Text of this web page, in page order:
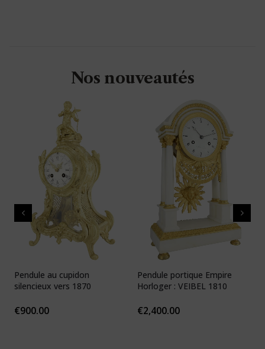
Nos nouveautés
Pendule au cupidon
silencieux vers 1870
€900.00
Pendule portique Empire
Horloger : VEIBEL 1810
€2,400.00